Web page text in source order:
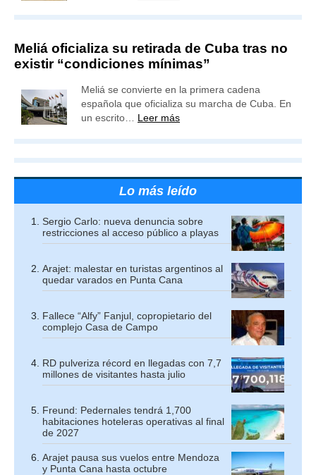
Meliá oficializa su retirada de Cuba tras no
existir “condiciones mínimas”
Meliá se convierte en la primera cadena
española que oficializa su marcha de Cuba. En
un escrito… Leer más
Lo más leído
Sergio Carlo: nueva denuncia sobre
restricciones al acceso público a playas
Arajet: malestar en turistas argentinos al
quedar varados en Punta Cana
Fallece “Alfy” Fanjul, copropietario del
complejo Casa de Campo
RD pulveriza récord en llegadas con 7,7
millones de visitantes hasta julio
Freund: Pedernales tendrá 1,700
habitaciones hoteleras operativas al final
de 2027
Arajet pausa sus vuelos entre Mendoza
y Punta Cana hasta octubre